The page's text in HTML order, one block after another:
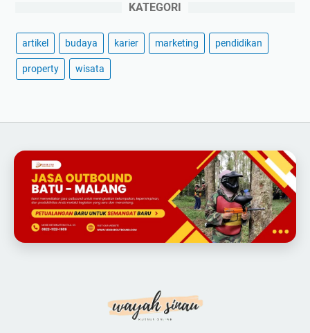
KATEGORI
artikel budaya karier marketing pendidikan
property wisata